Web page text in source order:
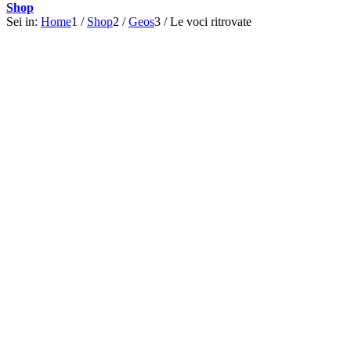
Shop
Sei in: Home1 / Shop2 / Geos3 / Le voci ritrovate